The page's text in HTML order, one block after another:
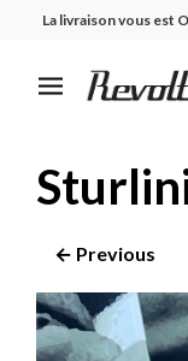
La livraison vous est
← Previous